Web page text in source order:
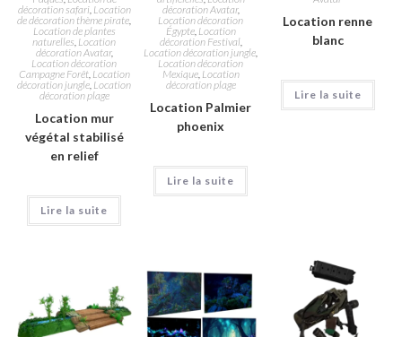
décoration safari, Location
de décoration thème pirate
Location de plantes
naturelles Location
décoration Avatar,
Location décoration
Campagne Forêt, Location
décoration jungle Location
décoration plage
Location mur
végétal stabilisé
en relief
Lire la suite
décoration Avatar,
Location décoration
Égypte, Location
décoration Festival,
Location décoration jungle
Location décoration
Mexique, Location
décoration plage
Location Palmier
phoenix
Lire la suite
Location renne
blanc
Lire la suite